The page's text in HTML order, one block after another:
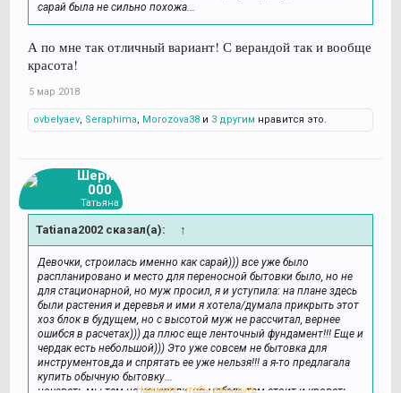
сарай была не сильно похожа...
А по мне так отличный вариант! С верандой так и вообще
красота!
5 мар 2018
ovbelyaev, Seraphima, Morozova38 и 3 другим нравится это.
Шери2
000
Татьяна
Tatiana2002 сказал(а): ↑
Девочки, строилась именно как сарай))) все уже было
распланировано и место для переносной бытовки было, но не
для стационарной, но муж просил, я и уступила: на плане здесь
были растения и деревья и ими я хотела/думала прикрыть этот
хоз блок в будущем, но с высотой муж не рассчитал, вернее
ошибся в расчетах))) да плюс еще ленточный фундамент!!! Еще и
чердак есть небольшой))) Это уже совсем не бытовка для
инструментов,да и спрятать ее уже нельзя!!! а я-то предлагала
купить обычную бытовку...
Нажмите, чтобы раскрыть...